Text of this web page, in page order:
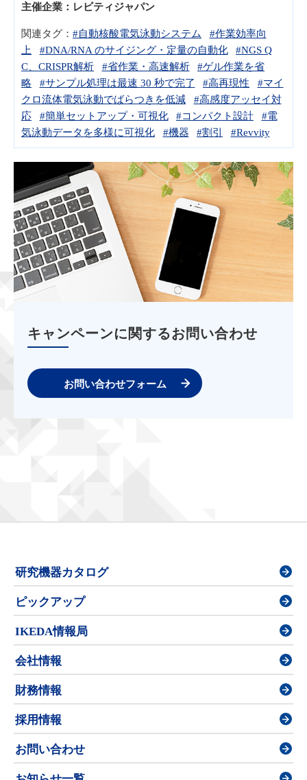
主催企業： レビティジャパン
関連タグ： #自動核酸電気泳動システム
#作業効率向
上
#DNA/RNA のサイジング・定量の自動化
#NGS Q
C、CRISPR解析
#省作業・高速解析
#ゲル作業を省
略
#サンプル処理は最速 30 秒で完了 #高再現性
#マイ
クロ流体電気泳動でばらつきを低減
#高感度アッセイ対
応
#簡単セットアップ・可視化 #コンパクト設計
#電
気泳動データを多様に可視化
#機器 #割引 #Revvity
キャンペーンに関するお問い合わせ
お問い合わせフォーム
研究機器カタログ
ピックアップ
IKEDA情報局
会社情報
財務情報
採用情報
お問い合わせ